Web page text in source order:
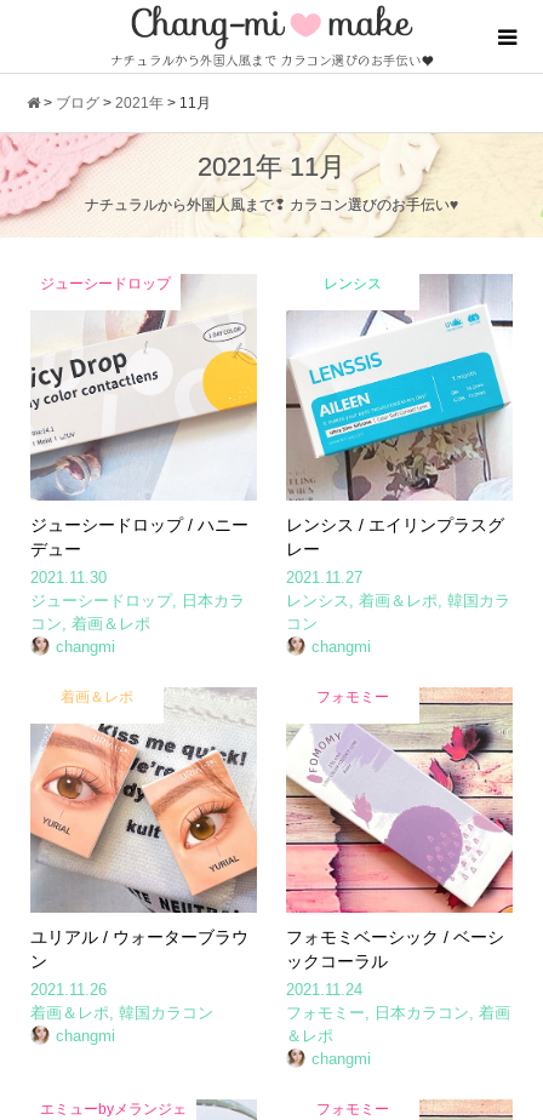
> ブログ >2021年 > 11月
2021年 11月
ナチュラルから外国人風まで❢ カラコン選びのお手伝い♥
ジューシードロップ
ジューシードロップ / ハニー
デュー
2021.11.30
ジューシードロップ, 日本カラ
コン 着画＆レポ
changmi
レンシス
レンシス / エイリンプラスグ
レー
2021.11.27
レンシス
,着画＆レポ ,韓国カラ
コン
changmi
着画＆レポ
ユリアル / ウォーターブラウ
ン
2021.11.26
着画＆レポ, 韓国カラコン
changmi
フォモミー
フォモミベーシック / ベーシ
ックコーラル
2021.11.24
フォモミー, 日本カラコン,着画
＆レポ
changmi
エミューbyメランジェ フォモミー